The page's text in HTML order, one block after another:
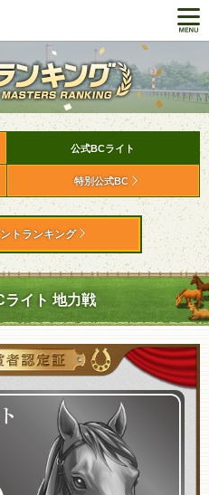
公式BCライト
特別公式BC
ントランキング
イト 地力戦